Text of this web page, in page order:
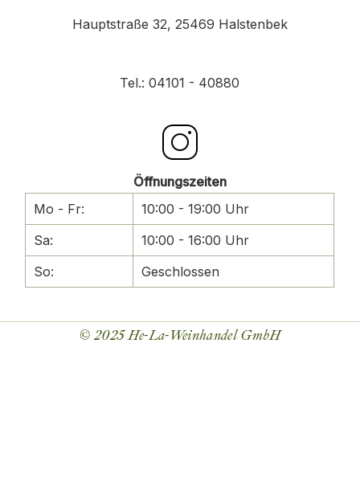
Hauptstraße 32, 25469 Halstenbek
Tel.: 04101 - 40880
Öffnungszeiten
Mo - Fr:
10:00 - 19:00 Uhr
Sa:
10:00 - 16:00 Uhr
So:
Geschlossen
© 2025He-La-Weinhandel GmbH